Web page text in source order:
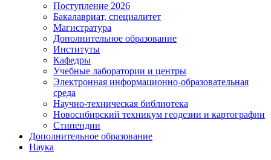
Поступление 2026
Бакалавриат, специалитет
Магистратура
Дополнительное образование
Институты
Кафедры
Учебные лаборатории и центры
Электронная информационно-образовательная
среда
Научно-техническая библиотека
Новосибирский техникум геодезии и картографии
Стипендии
Дополнительное образование
Наука